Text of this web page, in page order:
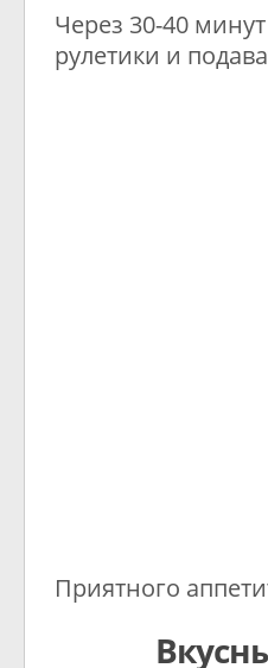
Через 30-40
рулетики и
Приятного